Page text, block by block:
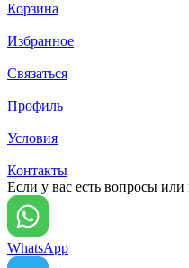
Корзина
Избранное
Связаться
Профиль
Условия
Контакты
Если у вас есть вопросы
WhatsApp